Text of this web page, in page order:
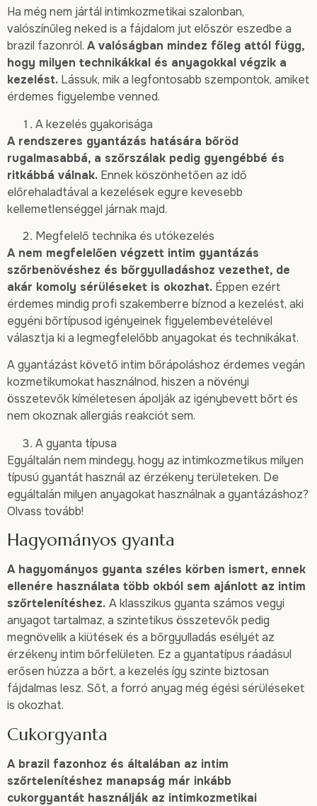
Ha még nem jártál intimkozmetikai szalonban,
valószínűleg neked is a fájdalom jut először eszedbe a
brazil fazonról. A valóságban mindez főleg attól függ,
hogy milyen technikákkal és anyagokkal végzik a
kezelést. Lássuk, mik a legfontosabb szempontok, amiket
érdemes figyelembe venned.
A kezelés gyakorisága
A rendszeres gyantázás hatására bőröd
rugalmasabbá, a szőrszálak pedig gyengébbé és
ritkábbá válnak. Ennek köszönhetően az idő
előrehaladtával a kezelések egyre kevesebb
kellemetlenséggel járnak majd.
Megfelelő technika és utókezelés
A nem megfelelően végzett intim gyantázás
szőrbenövéshez és bőrgyulladáshoz vezethet, de
akár komoly sérüléseket is okozhat. Éppen ezért
érdemes mindig profi szakemberre bíznod a kezelést, aki
egyéni bőrtípusod igényeinek figyelembevételével
választja ki a legmegfelelőbb anyagokat és technikákat.
A gyantázást követő intim bőrápoláshoz érdemes vegán
kozmetikumokat használnod, hiszen a növényi
összetevők kíméletesen ápolják az igénybevett bőrt és
nem okoznak allergiás reakciót sem.
A gyanta típusa
Egyáltalán nem mindegy, hogy az intimkozmetikus milyen
típusú gyantát használ az érzékeny területeken. De
egyáltalán milyen anyagokat használnak a gyantázáshoz?
Olvass tovább!
Hagyományos gyanta
A hagyományos gyanta széles körben ismert, ennek
ellenére használata több okból sem ajánlott az intim
szőrtelenítéshez. A klasszikus gyanta számos vegyi
anyagot tartalmaz, a szintetikus összetevők pedig
megnövelik a kiütések és a bőrgyulladás esélyét az
érzékeny intim bőrfelületen. Ez a gyantatípus ráadásul
erősen húzza a bőrt, a kezelés így szinte biztosan
fájdalmas lesz. Sőt, a forró anyag még égési sérüléseket
is okozhat.
Cukorgyanta
A brazil fazonhoz és általában az intim
szőrtelenítéshez manapság már inkább
cukorgyantát használják az intimkozmetikai